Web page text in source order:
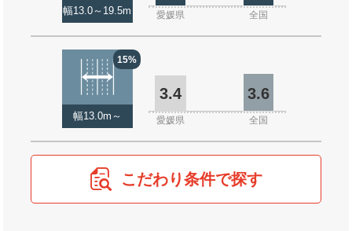
幅13.0～19.5m 愛媛県 全国
15%
幅13.0m～
3.4 3.6
愛媛県 全国
こだわり条件で探す